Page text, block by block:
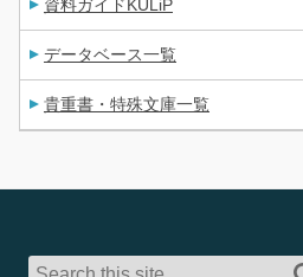
資料ガイドKULiP
データベース一覧
貴重書・特殊文庫一覧